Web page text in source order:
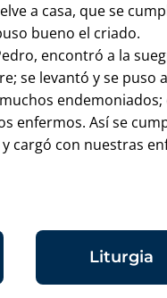
a casa, que se
bueno el criado.
encontró a la
se levantó y se puso
enfermos. Así se
cargó con nuestras
Liturgia